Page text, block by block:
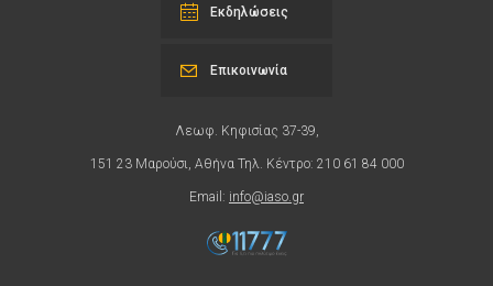
Εκδηλώσεις
Λεωφ. Κηφισίας 37-39,
151 23 Μαρούσι, Αθήνα Τηλ. Κέντρο: 210 61 84 000
Email: info@iaso.gr
Επικοινωνία